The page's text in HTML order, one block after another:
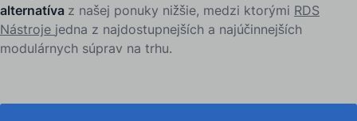
alternatíva z našej ponuky nižšie, medzi ktorými RDS
Nástroje jedna z najdostupnejších a najúčinnejších
modulárnych súprav na trhu.